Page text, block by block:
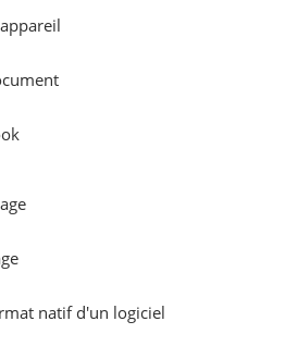
natif d'un logiciel